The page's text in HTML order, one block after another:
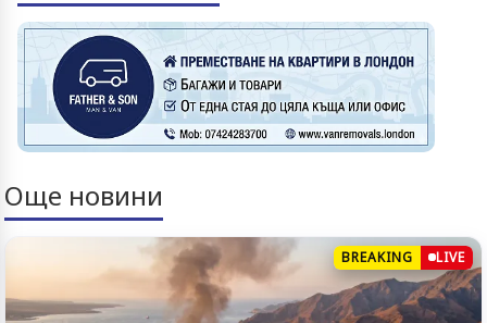
Още новини
BREAKING LIVE